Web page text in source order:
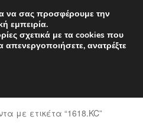
από 7 EUR
- 4 μ.μ.
με ετικέτα “1618.KC”
να σας προσφέρουμε την
εμπειρία.
σχετικά με τα cookies που
ανατρέξτε